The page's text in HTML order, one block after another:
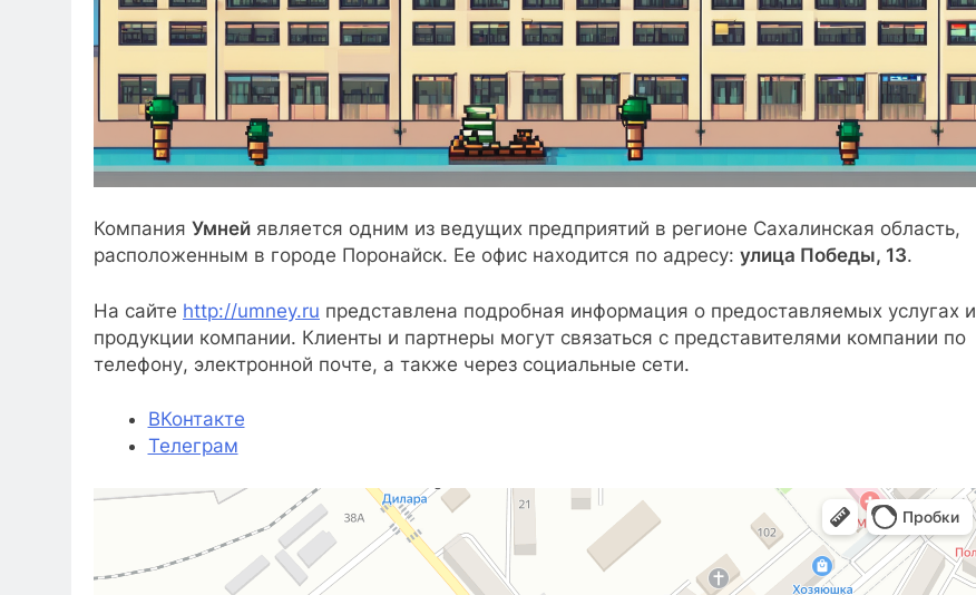
Компания Умней является одним из ведущих предприятий в регионе Сахалинская область,
расположенным в городе Поронайск. Ее офис находится по адресу: улица Победы, 13.
На сайте http://umney.ru представлена подробная информация о предоставляемых услугах и
продукции компании. Клиенты и партнеры могут связаться с представителями компании по
телефону, электронной почте, а также через социальные сети.
ВКонтакте
Телеграм